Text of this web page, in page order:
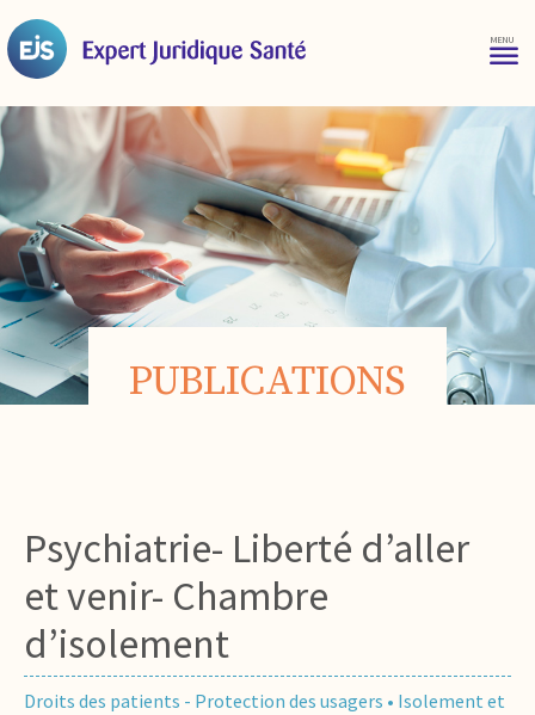
PUBLICATIONS
Psychiatrie- Liberté d’aller
et venir- Chambre
d’isolement
Droits des patients - Protection des usagers • Isolement et